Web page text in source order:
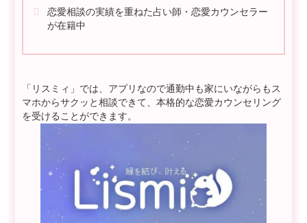
恋愛相談の実績を重ねた占い師・恋愛カウンセラー
が在籍中
「リスミィ」では、アプリなので通勤中も家にいながらもス
マホからサクッと相談できて、本格的な恋愛カウンセリング
を受けることができます。